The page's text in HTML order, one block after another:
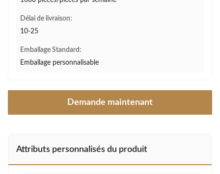
Délai de livraison:
10-25
Emballage Standard:
Emballage personnalisable
Demande maintenant
Attributs personnalisés du produit